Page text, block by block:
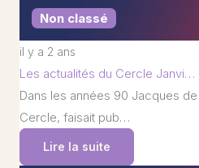
Non classé
il y a 2 ans
Les actualités du Cercle Janvi…
Dans les années 90 Jacques
Cercle, faisait pub…
Lire la suite